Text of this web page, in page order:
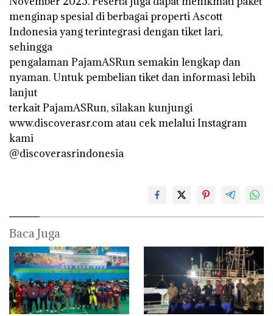
menginap spesial di berbagai properti Ascott
Indonesia yang terintegrasi dengan tiket lari,
sehingga
pengalaman PajamASRun semakin lengkap dan
nyaman. Untuk pembelian tiket dan informasi lebih
lanjut
terkait PajamASRun, silakan kunjungi
www.discoverasr.com atau cek melalui Instagram
kami
@discoverasrindonesia
Baca Juga